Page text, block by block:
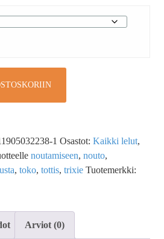
1 Osastot:Kaikki lelut,
noutamiseen,nouto,
,toko,tottis,trixie Tuotemerkki:
Arviot (0)